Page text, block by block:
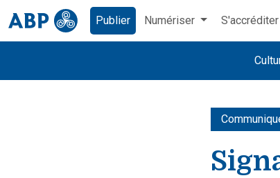
Publier Numériser S'accréditer